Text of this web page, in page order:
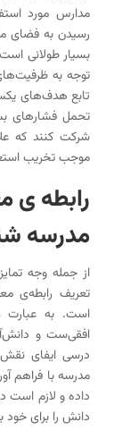
مدارس مورد
رسیدن به فضای
بسیار طولانی
توجه به
تابع هدف‌های
تحمل فشارهای
شرکت کنند که
موجب تخریب
رابطه ی
مدرسه
از جمله وجه
تعریف رابطه‌ی
است. به عبارت
افقی‌ست و
درسی ایفای
مدرسه با فراهم
داده و لازم است
دانش را برای خود